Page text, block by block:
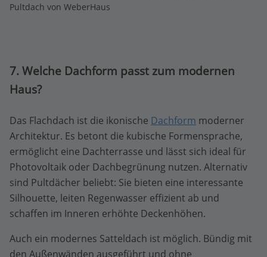
Pultdach von WeberHaus
7. Welche Dachform passt zum modernen
Haus?
Das Flachdach ist die ikonische Dachform moderner
Architektur. Es betont die kubische Formensprache,
ermöglicht eine Dachterrasse und lässt sich ideal für
Photovoltaik oder Dachbegrünung nutzen. Alternativ
sind Pultdächer beliebt: Sie bieten eine interessante
Silhouette, leiten Regenwasser effizient ab und
schaffen im Inneren erhöhte Deckenhöhen.
Auch ein modernes Satteldach ist möglich. Bündig mit
den Außenwänden ausgeführt und ohne